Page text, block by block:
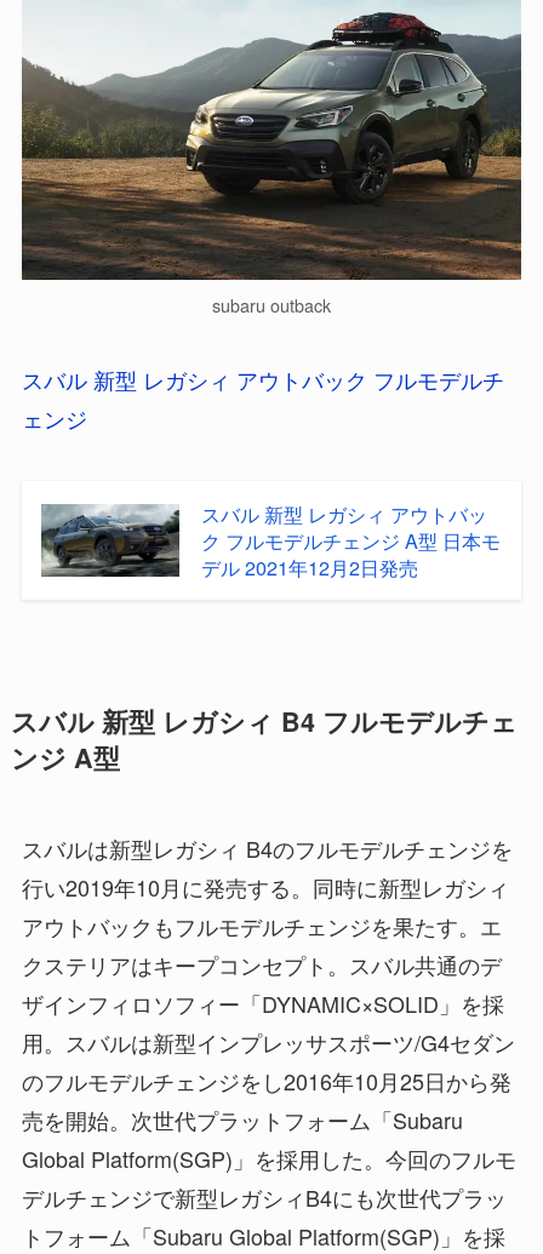
subaru outback
スバル 新型 レガシィ アウトバック フルモデルチ
ェンジ
スバル 新型 レガシィ アウトバッ
ク フルモデルチェンジ A型 日本モ
デル 2021年12月2日発売
スバル 新型 レガシィ B4 フルモデルチェ
ンジ A型
スバルは新型レガシィ B4のフルモデルチェンジを
行い2019年10月に発売する。同時に新型レガシィ
アウトバックもフルモデルチェンジを果たす。エ
クステリアはキープコンセプト。スバル共通のデ
ザインフィロソフィー「DYNAMIC×SOLID」を採
用。スバルは新型インプレッサスポーツ/G4セダン
のフルモデルチェンジをし2016年10月25日から発
売を開始。次世代プラットフォーム「Subaru
Global Platform(SGP)」を採用した。今回のフルモ
デルチェンジで新型レガシィB4にも次世代プラッ
トフォーム「Subaru Global Platform(SGP)」を採